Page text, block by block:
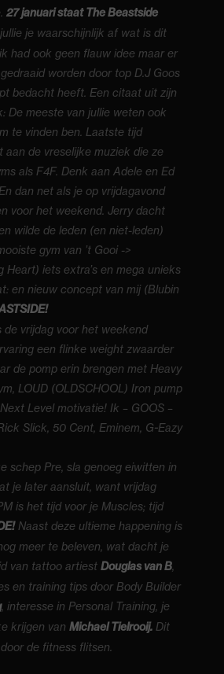
27 januari staat The Beastside
je waarschijnlijk af wat is dit
had ook geen flauw idee maar er
worden door top D.J Goos
bedacht heeft. Een citaat uit zijn
De meeste van jullie weten ook
te vinden ben. Laatste tijd
aan de vreselijke muziek die ze
als F4F. Denk aan Adele en Ed
dan net als je op vrijdagavond
voor het weekend. Jerry dacht
wilde de leden (en niet-leden)
gym van ’t Gooi ->
Heart) iets extra’s en mega unieks
en nieuw concept van mij (Blubin
de vrijdag voor het weekend
een flinke weight zwaarder
de pomp erin brengen met Heavy
LOUD (OLDSCHOOL) Iron pump
Level motivatie! Ik – GOOS –
Slick, 50 Cent, Eminem, G-Eazy
schep Pre, sla genoeg eiwitten in
je later aansluit, want vrijdag
is het tijd voor je Muscles; tijd
Naast deze ultieme happening is
meer te beleven, wat dacht je
van tattoo artiest Douglas van B,
en training tips door Body Builder
, interesse in Personal Training, je
krijgen van Michael Tielrooij.Dit
de fitness flitsen.